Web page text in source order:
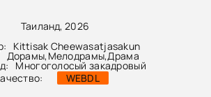
Таиланд, 2026
Kittisak Cheewasatjasakun
Дорамы, Мелодрамы,Драма
Многоголосый закадровый
WEBDL